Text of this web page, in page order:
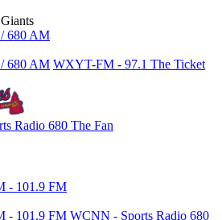
680 AM
680 AM WXYT-FM - 97.1 The Ticket
Radio 680 The Fan
- 101.9 FM
- 101.9 FM WCNN - Sports Radio 680